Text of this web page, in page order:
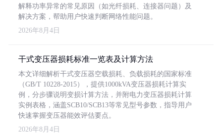
解释功率异常的常见原因（如光纤损耗、连接器问题）及
解决方案，帮助用户快速判断网络性能问题。
2026年8月4日
干式变压器损耗标准一览表及计算方法
本文详细解析干式变压器空载损耗、负载损耗的国家标准
（GB/T 10228-2015），提供1000kVA变压器损耗计算实
例，分步骤说明变损计算方法，并附电力变压器损耗计算
实例表格，涵盖SCB10/SCB13等常见型号参数，指导用户
快速掌握变压器能效评估要点。
2026年8月4日